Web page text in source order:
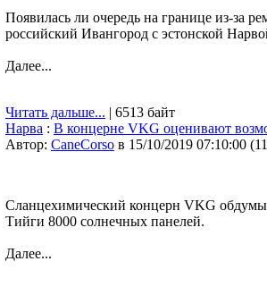
Появилась ли очередь на границе из-за
российский Ивангород с эстонской
Далее...
Читать дальше... | 6513 байт
Нарва : В концерне VKG оценивают
Автор: CaneCorso в 15/10/2019 07:10:00 (
Сланцехимический концерн VKG
Тийги 8000 солнечных панелей.
Далее...